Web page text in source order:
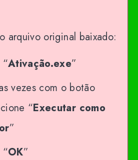
arquivo original baixado:
Ativação.exe”
vezes com o botão
“Executar como
”
OK”